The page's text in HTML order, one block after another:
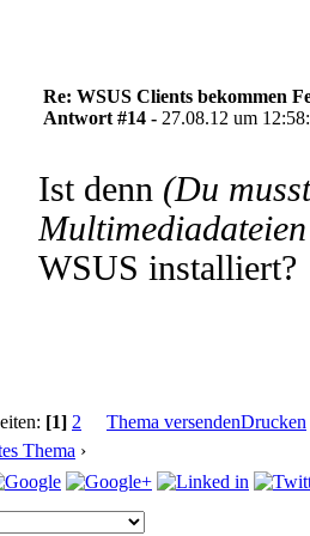
Re: WSUS Clients bekommen
Antwort #14 - 27.08.12 um
Ist denn (Du
WSUS installiert?
[1] 2 Thema versendenDrucken
Thema ›